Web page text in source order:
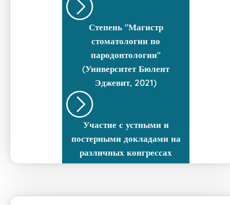
Степень "Магистр
стоматологии по
пародонтологии"
(Университет Бюлент
Эджевит, 2021)
Участие с устными и
постерными докладами на
различных конгрессах